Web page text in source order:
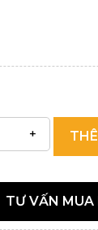
TƯ VẤN MUA